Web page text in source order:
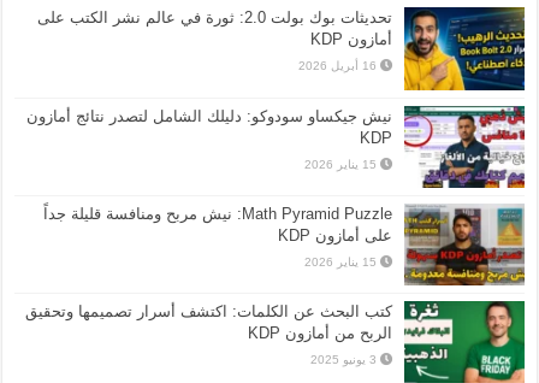
تحديثات بوك بولت 2.0: ثورة في عالم نشر الكتب على
أمازون KDP
16 أبريل 2026
نيش جيكساو سودوكو: دليلك الشامل لتصدر نتائج أمازون
KDP
15 يناير 2026
Math Pyramid Puzzle: نيش مربح ومنافسة قليلة جداً
على أمازون KDP
15 يناير 2026
كتب البحث عن الكلمات: اكتشف أسرار تصميمها وتحقيق
الربح من أمازون KDP
3 يونيو 2025